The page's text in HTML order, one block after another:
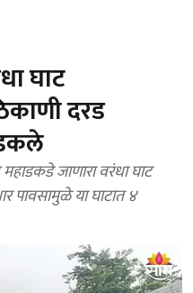
घाट
दरड
जाणारा वरंधा घाट
पावसामुळे या घाटात ४